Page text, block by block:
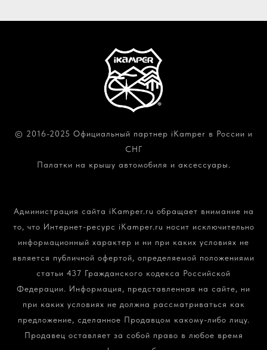
© 2016-2025 Официальный партнер iKamper в России и
СНГ
Палатки на крышу автомобиля и аксессуары.
Администрация сайта iKamper.ru обращает внимание на
то, что Интернет-ресурс iKamper.ru носит исключительно
информационный характер и ни при каких условиях не
является публичной офертой, определяемой положениями
статьи 437 Гражданского кодекса Российской
Федерации. Информация, представленная на сайте, ни
при каких условиях не должна рассматриваться как
предложение, сделанное Продавцом какому-либо лицу.
Продавец оставляет за собой право в любое время